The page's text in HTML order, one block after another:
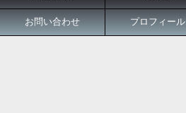
お問い合わせ プロフィール